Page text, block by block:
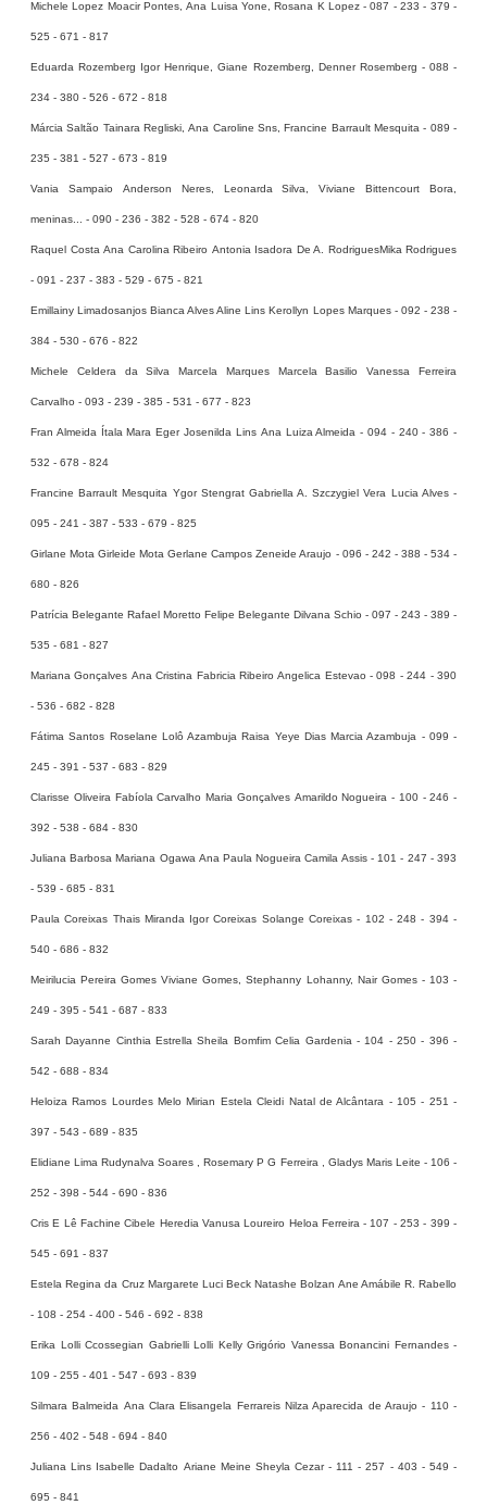
Michele Lopez Moacir Pontes, Ana Luisa Yone, Rosana K Lopez - 087 - 233 - 379 -
525 - 671 - 817
Eduarda Rozemberg Igor Henrique, Giane Rozemberg, Denner Rosemberg - 088 -
234 - 380 - 526 - 672 - 818
Márcia Saltão Tainara Regliski, Ana Caroline Sns, Francine Barrault Mesquita - 089 -
235 - 381 - 527 - 673 - 819
Vania Sampaio Anderson Neres, Leonarda Silva, Viviane Bittencourt Bora,
meninas... - 090 - 236 - 382 - 528 - 674 - 820
Raquel Costa Ana Carolina Ribeiro Antonia Isadora De A. RodriguesMika Rodrigues
- 091 - 237 - 383 - 529 - 675 - 821
Emillainy Limadosanjos Bianca Alves Aline Lins Kerollyn Lopes Marques - 092 - 238 -
384 - 530 - 676 - 822
Michele Celdera da Silva Marcela Marques Marcela Basilio Vanessa Ferreira
Carvalho - 093 - 239 - 385 - 531 - 677 - 823
Fran Almeida Ítala Mara Eger Josenilda Lins Ana Luiza Almeida - 094 - 240 - 386 -
532 - 678 - 824
Francine Barrault Mesquita Ygor Stengrat Gabriella A. Szczygiel Vera Lucia Alves -
095 - 241 - 387 - 533 - 679 - 825
Girlane Mota Girleide Mota Gerlane Campos Zeneide Araujo - 096 - 242 - 388 - 534 -
680 - 826
Patrícia Belegante Rafael Moretto Felipe Belegante Dilvana Schio - 097 - 243 - 389 -
535 - 681 - 827
Mariana Gonçalves Ana Cristina Fabricia Ribeiro Angelica Estevao - 098 - 244 - 390
- 536 - 682 - 828
Fátima Santos Roselane Lolô Azambuja Raisa Yeye Dias Marcia Azambuja - 099 -
245 - 391 - 537 - 683 - 829
Clarisse Oliveira Fabíola Carvalho Maria Gonçalves Amarildo Nogueira - 100 - 246 -
392 - 538 - 684 - 830
Juliana Barbosa Mariana Ogawa Ana Paula Nogueira Camila Assis - 101 - 247 - 393
- 539 - 685 - 831
Paula Coreixas Thais Miranda Igor Coreixas Solange Coreixas - 102 - 248 - 394 -
540 - 686 - 832
Meirilucia Pereira Gomes Viviane Gomes, Stephanny Lohanny, Nair Gomes - 103 -
249 - 395 - 541 - 687 - 833
Sarah Dayanne Cinthia Estrella Sheila Bomfim Celia Gardenia - 104 - 250 - 396 -
542 - 688 - 834
Heloiza Ramos Lourdes Melo Mirian Estela Cleidi Natal de Alcântara - 105 - 251 -
397 - 543 - 689 - 835
Elidiane Lima Rudynalva Soares , Rosemary P G Ferreira , Gladys Maris Leite - 106 -
252 - 398 - 544 - 690 - 836
Cris E Lê Fachine Cibele Heredia Vanusa Loureiro Heloa Ferreira - 107 - 253 - 399 -
545 - 691 - 837
Estela Regina da Cruz Margarete Luci Beck Natashe Bolzan Ane Amábile R. Rabello
- 108 - 254 - 400 - 546 - 692 - 838
Erika Lolli Ccossegian Gabrielli Lolli Kelly Grigório Vanessa Bonancini Fernandes -
109 - 255 - 401 - 547 - 693 - 839
Silmara Balmeida Ana Clara Elisangela Ferrareis Nilza Aparecida de Araujo - 110 -
256 - 402 - 548 - 694 - 840
Juliana Lins Isabelle Dadalto Ariane Meine Sheyla Cezar - 111 - 257 - 403 - 549 -
695 - 841